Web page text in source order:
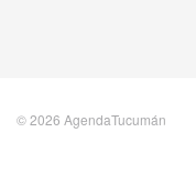
© 2026 AgendaTucumán